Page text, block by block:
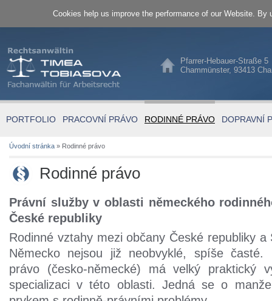
Cookies help us improve the performance of our Website.
Pfarrer-Hebauer-Straße 5
Chammünster, 93413
PORTFOLIO PRACOVNÍ PRÁVO RODINNÉ PRÁVO DOPRAVNÍ
Úvodní stránka » Rodinné právo
Rodinné právo
Právní služby v oblasti německého
České republiky
Rodinné vztahy mezi občany České republiky a
Německo nejsou již neobvyklé, spíše časté.
právo (česko-německé) má velký praktický
specializaci v této oblasti. Jedná se o